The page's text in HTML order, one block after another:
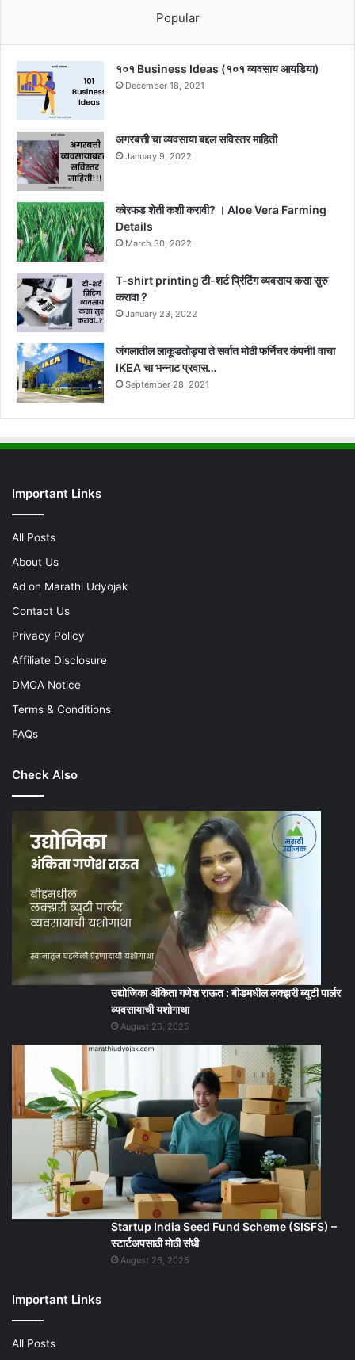
Popular
१०१ Business Ideas (१०१ व्यवसाय आयडिया)
December 18, 2021
अगरबत्ती चा व्यवसाया बद्दल सविस्तर माहिती
January 9, 2022
कोरफड शेती कशी करावी? । Aloe Vera Farming
Details
March 30, 2022
T-shirt printing टी-शर्ट प्रिंटिंग व्यवसाय कसा सुरु
करावा ?
January 23, 2022
जंगलातील लाकूडतोड्या ते सर्वात मोठी फर्निचर कंपनी! वाचा
IKEA चा भन्नाट प्रवास…
September 28, 2021
Important Links
All Posts
About Us
Ad on Marathi Udyojak
Contact Us
Privacy Policy
Affiliate Disclosure
DMCA Notice
Terms & Conditions
FAQs
Check Also
उद्योजिका अंकिता गणेश राऊत : बीडमधील लक्झरी ब्युटी पार्लर
व्यवसायाची यशोगाथा
August 26, 2025
Startup India Seed Fund Scheme (SISFS) –
स्टार्टअपसाठी मोठी संधी
August 26, 2025
Important Links
All Posts